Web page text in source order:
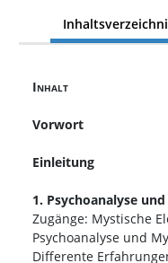
Inhalt
Vorwort
Einleitung
1. Psychoanalyse
Zugänge: Mystische
Psychoanalyse und
Differente